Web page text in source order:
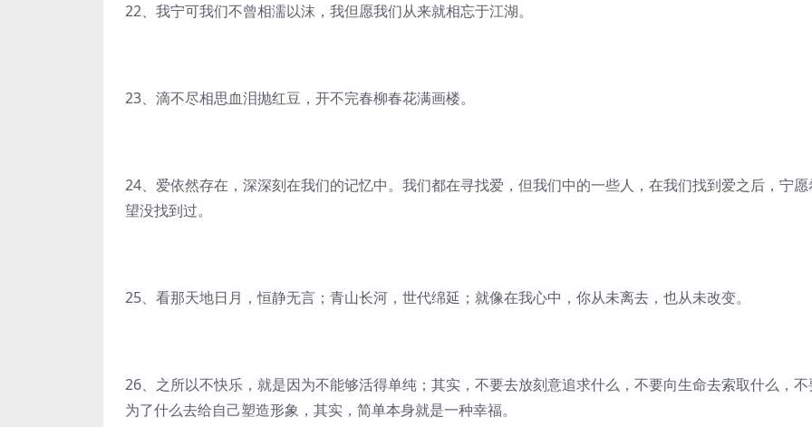
22、我宁可我们不曾相濡以沫，我但愿我们从来就相忘于江湖。
23、滴不尽相思血泪抛红豆，开不完春柳春花满画楼。
24、爱依然存在，深深刻在我们的记忆中。我们都在寻找爱，但我们中的一些人，在我们找到爱之后，宁愿
望没找到过。
25、看那天地日月，恒静无言；青山长河，世代绵延；就像在我心中，你从未离去，也从未改变。
26、之所以不快乐，就是因为不能够活得单纯；其实，不要去放刻意追求什么，不要向生命去索取什么，不
为了什么去给自己塑造形象，其实，简单本身就是一种幸福。